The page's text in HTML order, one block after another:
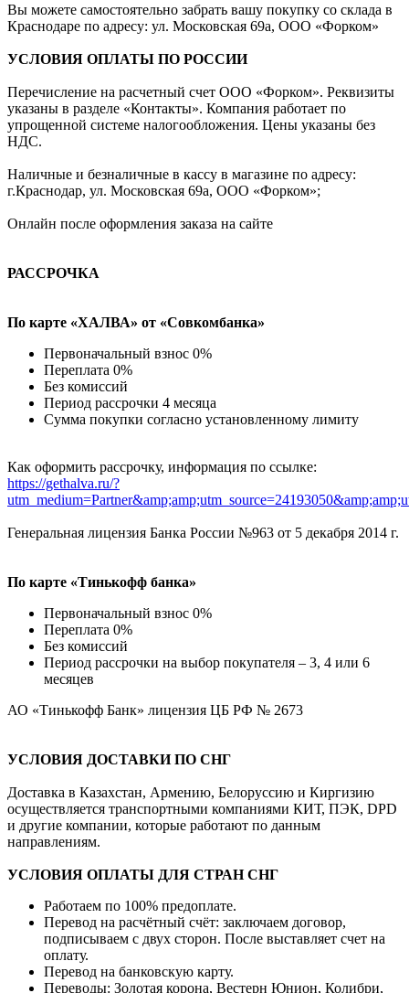
Вы можете самостоятельно забрать вашу покупку со склада в
Краснодаре по адресу: ул. Московская 69а, ООО «Форком»
УСЛОВИЯ ОПЛАТЫ ПО РОССИИ
Перечисление на расчетный счет ООО «Форком». Реквизиты
указаны в разделе «Контакты». Компания работает по
упрощенной системе налогообложения. Цены указаны без
НДС.
Наличные и безналичные в кассу в магазине по адресу:
г.Краснодар, ул. Московская 69а, ООО «Форком»;
Онлайн после оформления заказа на сайте
РАССРОЧКА
По карте «ХАЛВА» от «Совкомбанка»
Первоначальный взнос 0%
Переплата 0%
Без комиссий
Период рассрочки 4 месяца
Сумма покупки согласно установленному лимиту
Как оформить рассрочку, информация по ссылке:
https://gethalva.ru/?
Генеральная лицензия Банка России №963 от 5 декабря 2014 г.
По карте «Тинькофф банка»
Первоначальный взнос 0%
Переплата 0%
Без комиссий
Период рассрочки на выбор покупателя – 3, 4 или 6
месяцев
АО «Тинькофф Банк» лицензия ЦБ РФ № 2673
УСЛОВИЯ ДОСТАВКИ ПО СНГ
Доставка в Казахстан, Армению, Белоруссию и Киргизию
осуществляется транспортными компаниями КИТ, ПЭК, DPD
и другие компании, которые работают по данным
направлениям.
УСЛОВИЯ ОПЛАТЫ ДЛЯ СТРАН СНГ
Работаем по 100% предоплате.
Перевод на расчётный счёт: заключаем договор,
подписываем с двух сторон. После выставляет счет на
оплату.
Перевод на банковскую карту.
Переводы: Золотая корона, Вестерн Юнион, Колибри,